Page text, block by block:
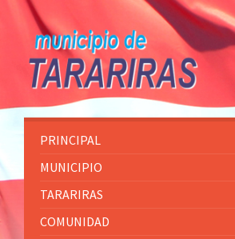
PRINCIPAL
MUNICIPIO
TARARIRAS
COMUNIDAD